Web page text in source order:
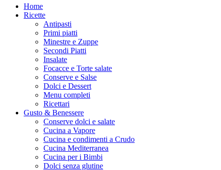
Home
Ricette
Antipasti
Primi piatti
Minestre e Zuppe
Secondi Piatti
Insalate
Focacce e Torte salate
Conserve e Salse
Dolci e Dessert
Menu completi
Ricettari
Gusto & Benessere
Conserve dolci e salate
Cucina a Vapore
Cucina e condimenti a Crudo
Cucina Mediterranea
Cucina per i Bimbi
Dolci senza glutine